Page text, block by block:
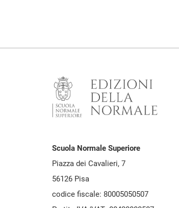
Scuola Normale Superiore
Piazza dei Cavalieri, 7
56126 Pisa
codice fiscale: 80005050507